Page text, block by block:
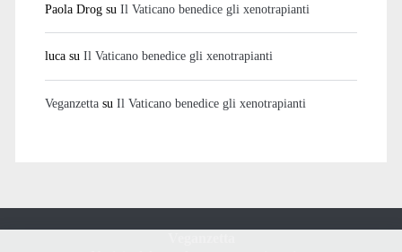
Paola Drogsu Il Vaticano benedice gli xenotrapianti
lucasu Il Vaticano benedice gli xenotrapianti
Veganzettasu Il Vaticano benedice gli xenotrapianti